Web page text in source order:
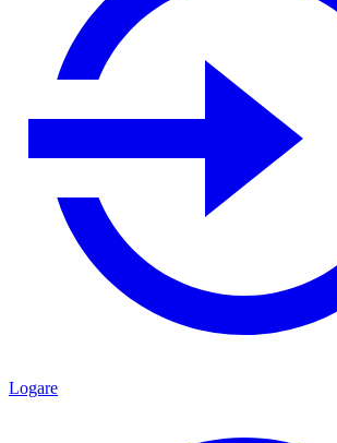
Logare